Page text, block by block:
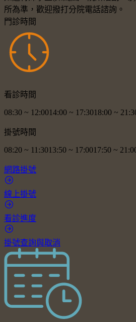
所為準，歡迎撥打分院電話諮詢。
門診時間
看診時間
08:30 ~ 12:0014:00 ~ 17:3018:00 ~
掛號時間
08:20 ~ 11:3013:50 ~ 17:0017:50 ~
網路掛號
線上掛號
看診進度
掛號查詢與取消